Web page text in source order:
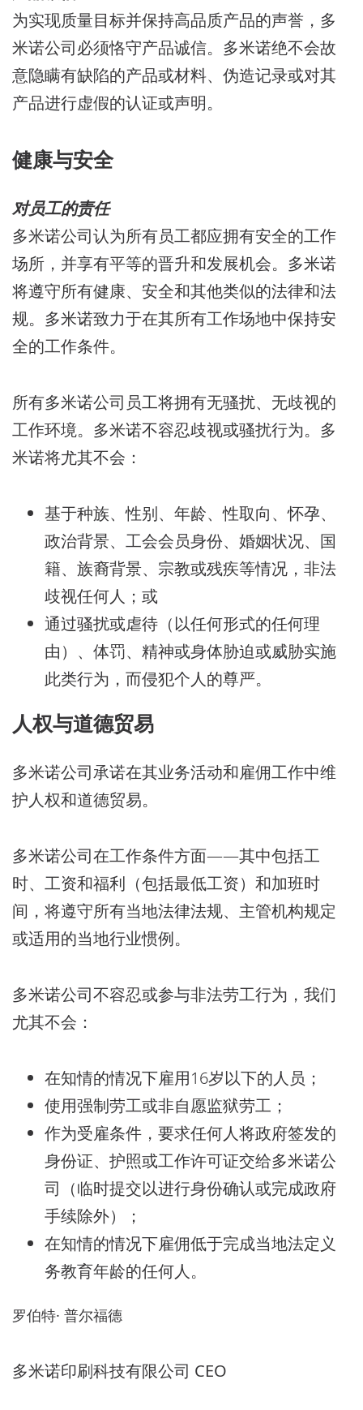
为实现质量目标并保持高品质产品的声誉，多
米诺公司必须恪守产品诚信。多米诺绝不会故
意隐瞒有缺陷的产品或材料、伪造记录或对其
产品进行虚假的认证或声明。
健康与安全
对员工的责任
多米诺公司认为所有员工都应拥有安全的工作
场所，并享有平等的晋升和发展机会。多米诺
将遵守所有健康、安全和其他类似的法律和法
规。多米诺致力于在其所有工作场地中保持安
全的工作条件。
所有多米诺公司员工将拥有无骚扰、无歧视的
工作环境。多米诺不容忍歧视或骚扰行为。多
米诺将尤其不会：
基于种族、性别、年龄、性取向、怀孕、
政治背景、工会会员身份、婚姻状况、国
籍、族裔背景、宗教或残疾等情况，非法
歧视任何人；或
通过骚扰或虐待（以任何形式的任何理
由）、体罚、精神或身体胁迫或威胁实施
此类行为，而侵犯个人的尊严。
人权与道德贸易
多米诺公司承诺在其业务活动和雇佣工作中维
护人权和道德贸易。
多米诺公司在工作条件方面——其中包括工
时、工资和福利（包括最低工资）和加班时
间，将遵守所有当地法律法规、主管机构规定
或适用的当地行业惯例。
多米诺公司不容忍或参与非法劳工行为，我们
尤其不会：
在知情的情况下雇用16岁以下的人员；
使用强制劳工或非自愿监狱劳工；
作为受雇条件，要求任何人将政府签发的
身份证、护照或工作许可证交给多米诺公
司（临时提交以进行身份确认或完成政府
手续除外）；
在知情的情况下雇佣低于完成当地法定义
务教育年龄的任何人。
罗伯特· 普尔福德
多米诺印刷科技有限公司 CEO